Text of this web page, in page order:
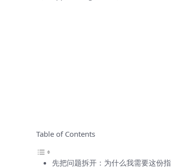
Table of Contents
先把问题拆开：为什么我需要这份